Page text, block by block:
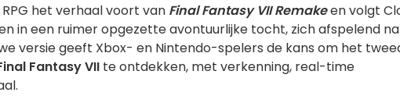
het verhaal voort van Final Fantasy VII Remakeen volgt
in een ruimer opgezette avontuurlijke tocht, zich afspelend
versie geeft Xbox- en Nintendo-spelers de kans om het
Fantasy VII te ontdekken, met verkenning, real-time